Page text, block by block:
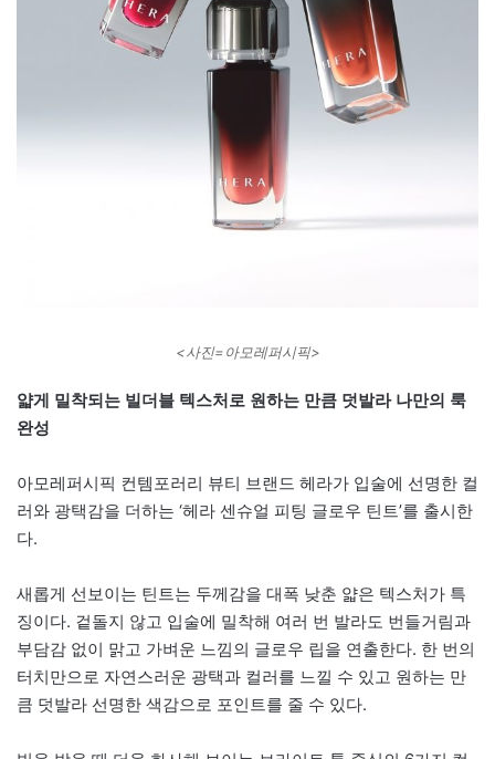
<사진=아모레퍼시픽>
얇게 밀착되는 빌더블 텍스처로 원하는 만큼 덧발라 나만의 룩
완성
아모레퍼시픽 컨템포러리 뷰티 브랜드 헤라가 입술에 선명한 컬
러와 광택감을 더하는 ‘헤라 센슈얼 피팅 글로우 틴트’를 출시한
다.
새롭게 선보이는 틴트는 두께감을 대폭 낮춘 얇은 텍스처가 특
징이다. 겉돌지 않고 입술에 밀착해 여러 번 발라도 번들거림과
부담감 없이 맑고 가벼운 느낌의 글로우 립을 연출한다. 한 번의
터치만으로 자연스러운 광택과 컬러를 느낄 수 있고 원하는 만
큼 덧발라 선명한 색감으로 포인트를 줄 수 있다.